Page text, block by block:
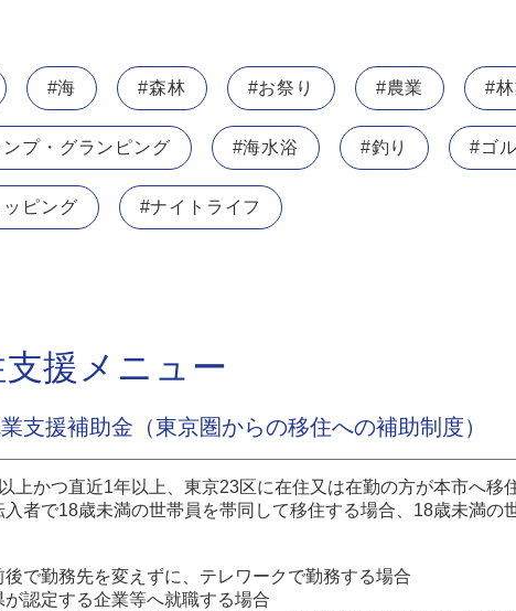
#海 #森林 #お祭り #農業 #
プ・グランピング #海水浴 #釣り #ゴ
ピング #ナイトライフ
援メニュー
支援補助金（東京圏からの移住への補助制度）
上かつ直近1年以上、東京23区に在住又は在勤の方が本市へ
入者で18歳未満の世帯員を帯同して移住する場合、18歳未満の
後で勤務先を変えずに、テレワークで勤務する場合
が認定する企業等へ就職する場合